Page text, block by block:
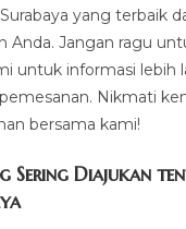
yang terbaik
Anda. Jangan ragu
untuk informasi lebih
Nikmati
bersama kami!
Sering Diajukan